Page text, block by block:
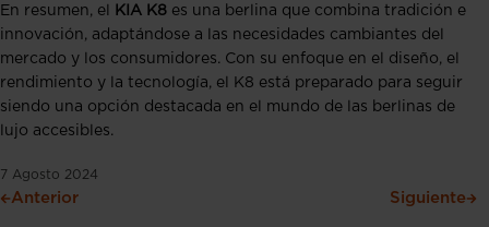
En resumen, el
KIA K8 es una berlina que combina tradición e
innovación, adaptándose a las necesidades cambiantes del
mercado y los consumidores. Con su enfoque en el diseño, el
rendimiento y la tecnología, el K8 está preparado para seguir
siendo una opción destacada en el mundo de las berlinas de
lujo accesibles.
7 Agosto 2024
Anterior Siguiente